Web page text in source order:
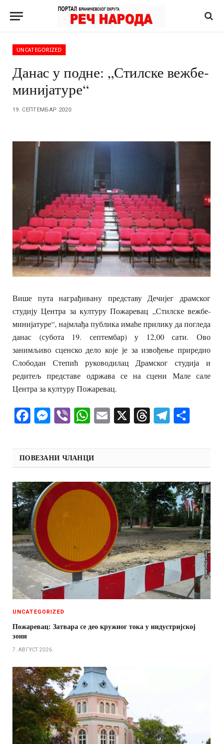
UNCATEGORIZED
Данас у подне: „Стилске вежбе-
минијатуре“
19. СЕПТЕМБАР 2020.
Више пута награђивану представу Дечијег драмског
студију Центра за културу Пожаревац „Стилске вежбе-
минијатуре“, најмлађа публика имаће прилику да погледа
данас (субота 19. септембар) у 12,00 сати. Ово
занимљиво сценско дело које је за извођење приредио
Слободан Степић руководилац Драмског студија и
редитељ представе одржава се на сцени Мале сале
Центра за културу Пожаревац.
Facebook
Messenger
ViberWhatsApp
Email
X Threads
ПОВЕЗАНИ ЧЛАНЦИ
UNCATEGORIZED
Пожаревац: Затвара се део кружног тока у индустријској
зони
7. АВГУСТ 2026.